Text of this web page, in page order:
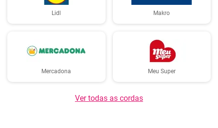
Lidl Makro
Mercadona Meu Super
Ver todas as cordas